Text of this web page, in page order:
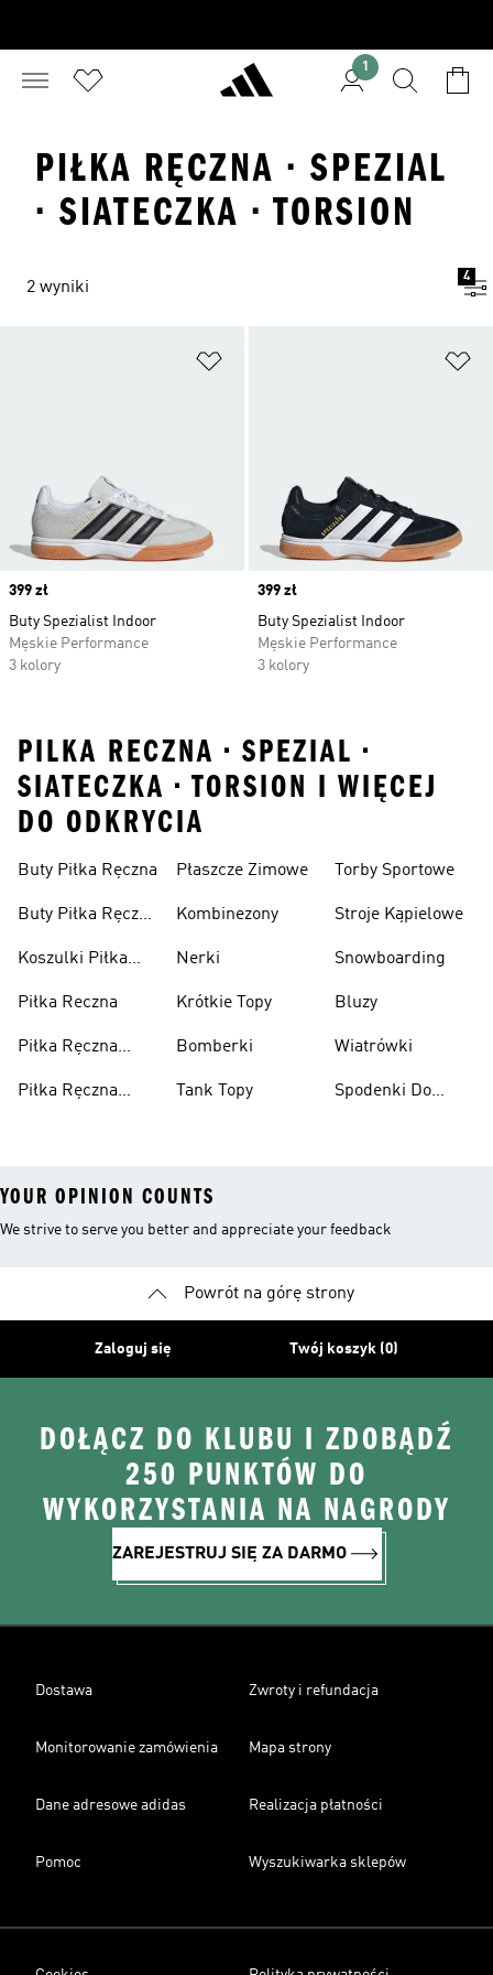
1
PIŁKA RĘCZNA · SPEZIAL
· SIATECZKA · TORSION
2 wyniki
4
Price
399 zł
Buty Spezialist Indoor
Męskie Performance
3 kolory
Price
399 zł
Buty Spezialist Indoor
Męskie Performance
3 kolory
PILKA RECZNA • SPEZIAL •
SIATECZKA • TORSION I WIĘCEJ
DO ODKRYCIA
Buty Piłka Ręczna
Buty Piłka Ręczna
Koszulki Piłka
Piłka Reczna
Piłka Ręczna
Piłka Ręczna
Płaszcze Zimowe
Kombinezony
Nerki
Krótkie Topy
Bomberki
Tank Topy
Torby Sportowe
Stroje Kąpielowe
Snowboarding
Bluzy
Wiatrówki
Spodenki Do
YOUR OPINION COUNTS
We strive to serve you better and appreciate your feedback
Powrót na górę strony
Zaloguj się Twój koszyk (0)
DOŁĄCZ DO KLUBU I ZDOBĄDŹ
250 PUNKTÓW DO
WYKORZYSTANIA NA NAGRODY
ZAREJESTRUJ SIĘ ZA DARMO
Dostawa Zwroty i refundacja
Monitorowanie zamówienia Mapa strony
Dane adresowe adidas Realizacja płatności
Pomoc Wyszukiwarka sklepów